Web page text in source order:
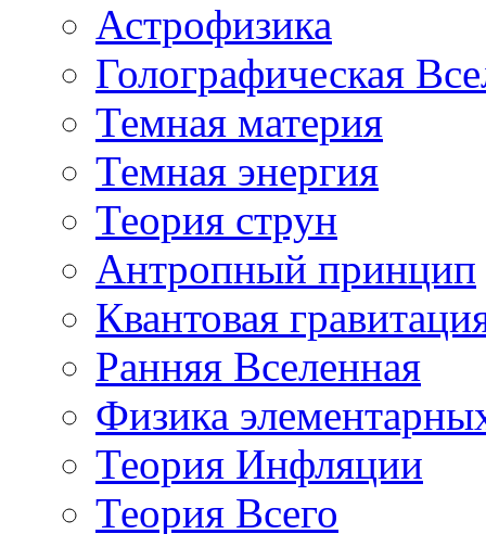
Астрофизика
Голографическая
Темная материя
Темная энергия
Теория струн
Антропный принцип
Квантовая
Ранняя Вселенная
Физика
Теория Инфляции
Теория Всего